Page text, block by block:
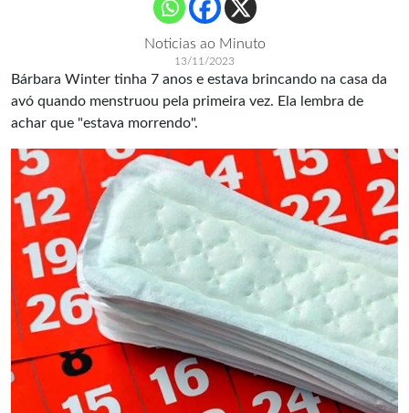
Noticias ao Minuto
13/11/2023
Bárbara Winter tinha 7 anos e estava brincando na casa da
avó quando menstruou pela primeira vez. Ela lembra de
achar que "estava morrendo".